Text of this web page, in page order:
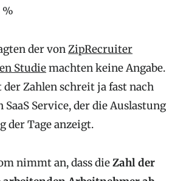
%
der vonZipRecruiter
Studiemachten keine Angabe.
Zahlen schreit ja fast nach
Service, der die Auslastung
der Tage anzeigt.
nimmt an, dass dieZahl der